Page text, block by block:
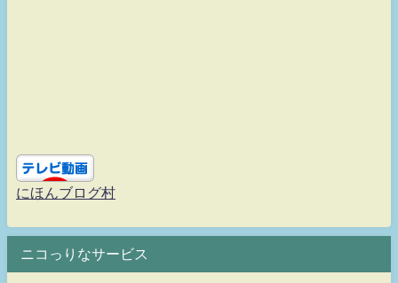
にほんブログ村
ニコっりなサービス